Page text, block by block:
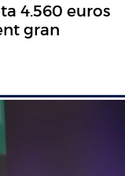
4.560 euros
gran